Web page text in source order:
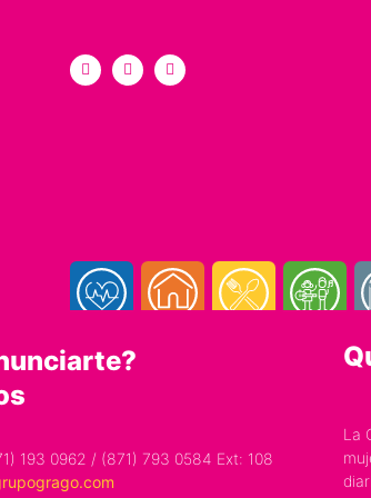
193 0962 / (871) 793 0584 Ext: 108
La